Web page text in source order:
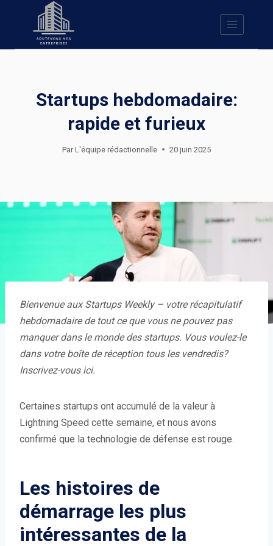
Startups hebdomadaire:
rapide et furieux
Par L'équipe rédactionnelle 20 juin 2025
Bienvenue aux Startups Weekly – votre récapitulatif
hebdomadaire de tout ce que vous ne pouvez pas
manquer dans le monde des startups. Vous voulez-le
dans votre boîte de réception tous les vendredis?
Inscrivez-vous ici.
Certaines startups ont accumulé de la valeur à
Lightning Speed ​​cette semaine, et nous avons
confirmé que la technologie de défense est rouge.
Les histoires de
démarrage les plus
intéressantes de la